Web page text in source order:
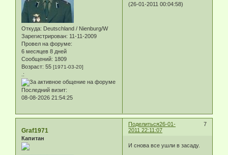
Откуда: Deutschland / Nienburg/W
Зарегистрирован: 11-11-2009
Провел на форуме:
6 месяцев 8 дней
Сообщений: 1809
Возраст: 55 [1971-03-20]
.:
Последний визит:
08-08-2026 21:54:25
(26-01-2011 00:04:58)
Поделиться 7
26-01-
2011 22:11:07
Graf1971
Капитан
И снова все ушли в засаду.